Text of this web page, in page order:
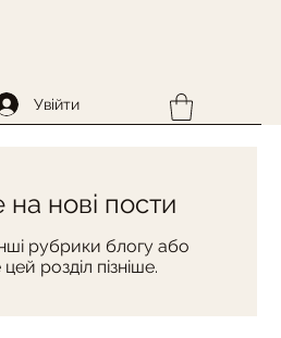
Увійти
на нові пости
рубрики блогу або
цей розділ пізніше.